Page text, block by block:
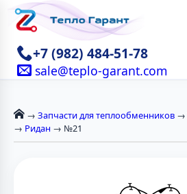
+7 (982) 484-51-78
sale@teplo-garant.com
→ Запчасти для теплообменников →
→ Ридан → №21